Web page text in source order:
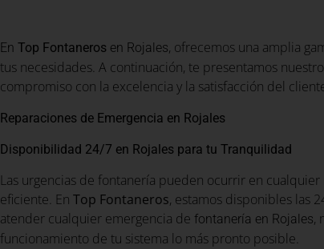
En Top Fontaneros en Rojales, ofrecemos una amplia
tus necesidades. A continuación, te presentamos
compromiso con la excelencia y la satisfacción del
Reparaciones de Emergencia en Rojales
Disponibilidad 24/7 en Rojales para tu Tranquilidad
Las urgencias de fontanería pueden ocurrir en
eficiente. En Top Fontaneros, estamos disponibles las
atender cualquier emergencia de fontanería en Rojales,
funcionamiento de tu sistema lo más pronto posible.